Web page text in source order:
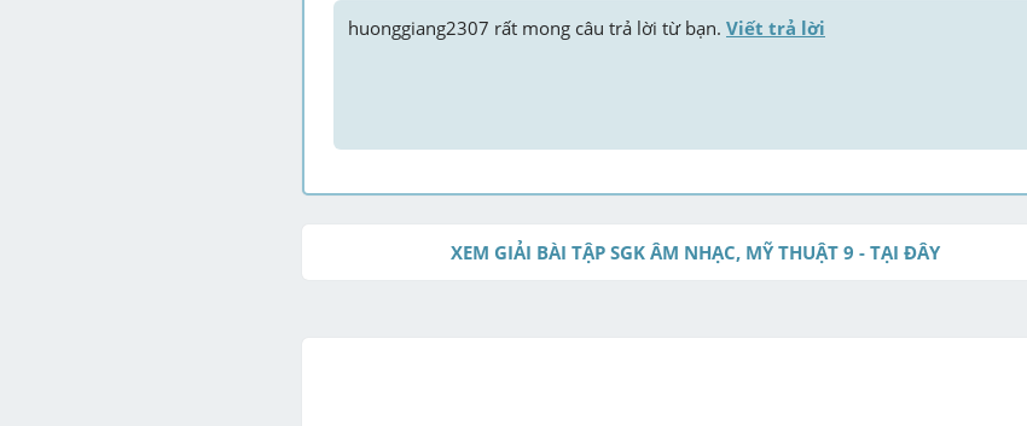
huonggiang2307 rất mong câu trả lời từ bạn. Viết trả lời
XEM GIẢI BÀI TẬP SGK ÂM NHẠC, MỸ THUẬT 9 - TẠI ĐÂY